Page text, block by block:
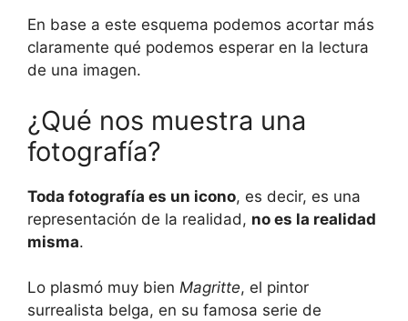
En base a este esquema podemos acortar más
claramente qué podemos esperar en la lectura
de una imagen.
¿Qué nos muestra una
fotografía?
Toda fotografía es un icono, es decir, es una
representación de la realidad, no es la realidad
misma.
Lo plasmó muy bien Magritte, el pintor
surrealista belga, en su famosa serie de